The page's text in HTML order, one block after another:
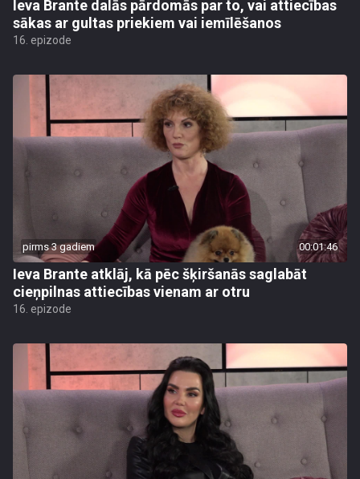
Ieva Brante dalās pārdomās par to, vai attiecības
sākas ar gultas priekiem vai iemīlēšanos
16. epizode
pirms 3 gadiem 00:01:46
Ieva Brante atklāj, kā pēc šķiršanās saglabāt
cieņpilnas attiecības vienam ar otru
16. epizode